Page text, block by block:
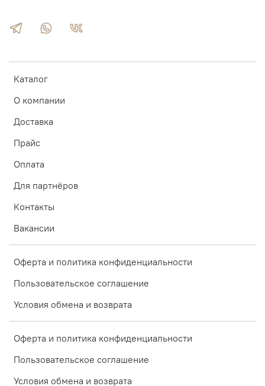
Каталог
О компании
Доставка
Прайс
Оплата
Для партнёров
Контакты
Вакансии
Оферта и политика конфиденциальности
Пользовательское соглашение
Условия обмена и возврата
Оферта и политика конфиденциальности
Пользовательское соглашение
Условия обмена и возврата